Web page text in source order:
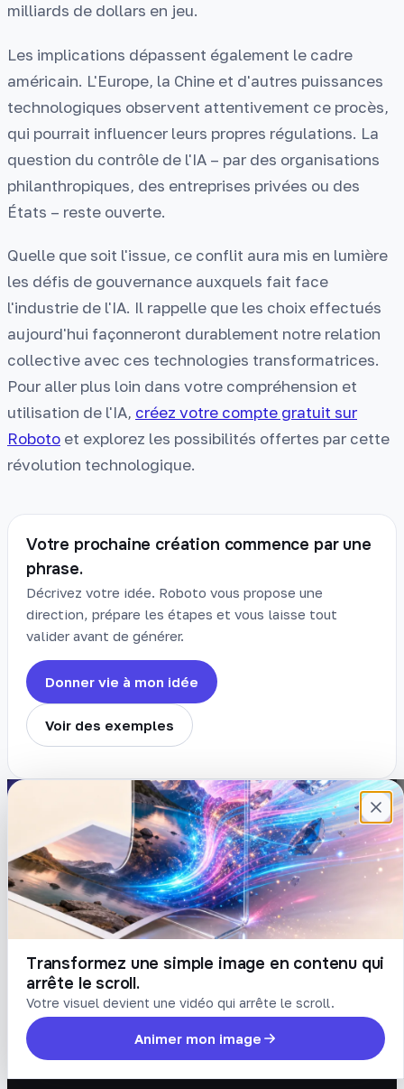
milliards de dollars en jeu.
Les implications dépassent également le cadre
américain. L'Europe, la Chine et d'autres puissances
technologiques observent attentivement ce procès,
qui pourrait influencer leurs propres régulations. La
question du contrôle de l'IA – par des organisations
philanthropiques, des entreprises privées ou des
États – reste ouverte.
Quelle que soit l'issue, ce conflit aura mis en lumière
les défis de gouvernance auxquels fait face
l'industrie de l'IA. Il rappelle que les choix effectués
aujourd'hui façonneront durablement notre relation
collective avec ces technologies transformatrices.
Pour aller plus loin dans votre compréhension et
utilisation de l'IA, créez votre compte gratuit sur
Roboto et explorez les possibilités offertes par cette
révolution technologique.
Votre prochaine création commence par une
phrase.
Décrivez votre idée. Roboto vous propose une
direction, prépare les étapes et vous laisse tout
valider avant de générer.
Donner vie à mon idée
Voir des exemples
Transformez une simple image en contenu qui
arrête le scroll.
Votre visuel devient une vidéo qui arrête le scroll.
Animer mon image
Plateforme française de création de
contenu avec l’IA. Demandez, Roboto crée.
DÉCOUVRIR
Prompts
Blog
Tarifs
COMPTE
Connexion
Créer un compte
Mot de passe oublié
Conditions
Confidentialité
Suppression de compte